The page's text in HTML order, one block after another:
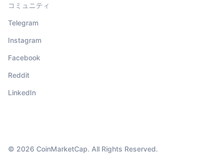
コミュニティ
Telegram
Instagram
Facebook
Reddit
LinkedIn
© 2026 CoinMarketCap. All Rights Reserved.